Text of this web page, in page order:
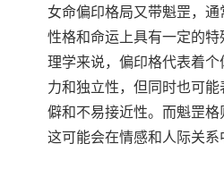
女命偏印格局又带魁罡，
性格和命运上具有一定的
理学来说，偏印格代表着
力和独立性，但同时也可
僻和不易接近性。而魁罡格
这可能会在情感和人际关系